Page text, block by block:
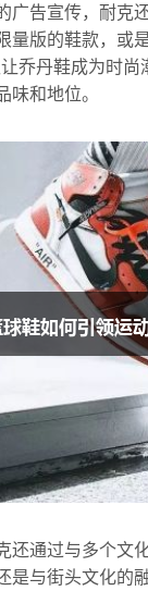
广告宣传，耐克
量版的鞋款，或
乔丹鞋成为时
味和地位。
还通过与多个文
是与街头文化的